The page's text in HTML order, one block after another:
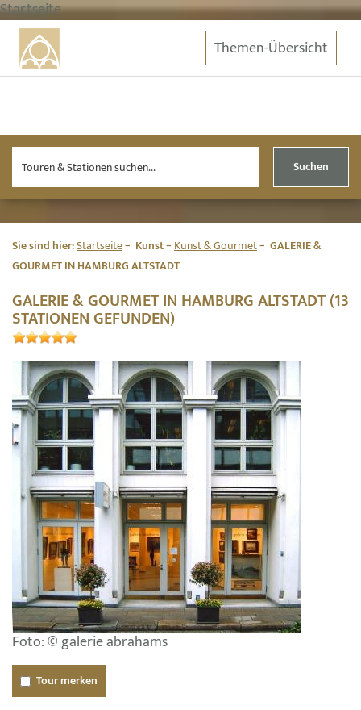
Startseite
Themen-Übersicht
Suchen
Sie sind hier:Startseite Kunst Kunst & Gourmet
GALERIE &
GOURMET IN HAMBURG ALTSTADT
GALERIE & GOURMET IN HAMBURG ALTSTADT (13
STATIONEN GEFUNDEN)
Foto: © galerie abrahams
Tour merken